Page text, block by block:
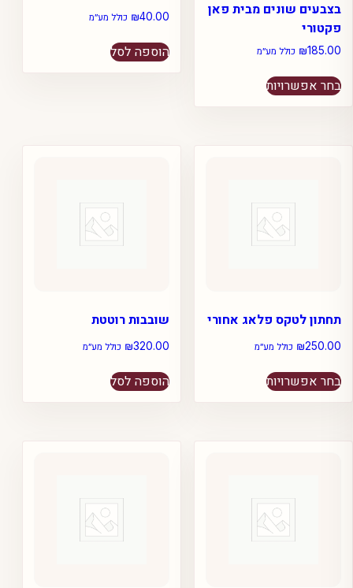
₪40.00 כולל מע״מ
הוספה לסל
בצבעים שונים מבית פאן
פקטורי
₪185.00 כולל מע״מ
בחר אפשרויותזה
האפשרויות
שובבות רוטטת
₪320.00 כולל מע״מ
הוספה לסל
תחתון לטקס פלאג אחורי
₪250.00 כולל מע״מ
בחר אפשרויותזה
האפשרויות
בעמוד